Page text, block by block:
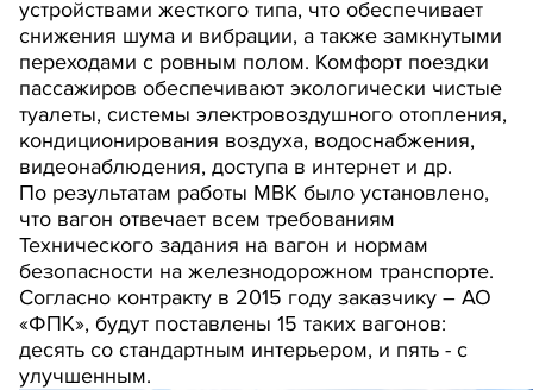
устройствами жесткого типа, что обеспечивает
снижения шума и вибрации, а также замкнутыми
переходами с ровным полом. Комфорт поездки
пассажиров обеспечивают экологически чистые
туалеты, системы электровоздушного отопления,
кондиционирования воздуха, водоснабжения,
видеонаблюдения, доступа в интернет и др.
По результатам работы МВК было установлено,
что вагон отвечает всем требованиям
Технического задания на вагон и нормам
безопасности на железнодорожном транспорте.
Согласно контракту в 2015 году заказчику – АО
«ФПК», будут поставлены 15 таких вагонов:
десять со стандартным интерьером, и пять - с
улучшенным.